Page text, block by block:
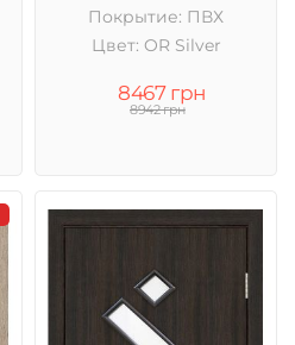
Покрытие: ПВХ
Цвет: OR Silver
8467 грн
8942 грн